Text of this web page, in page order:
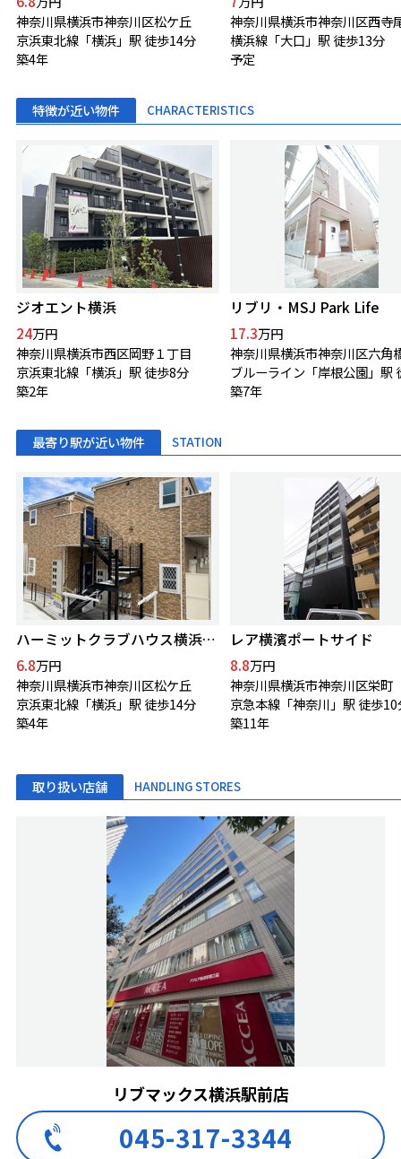
神奈川県横浜市神奈川区松ケ丘
京浜東北線「横浜」駅 徒歩14分
築4年
横浜線「大口」駅 徒歩13分
予定
特徴が近い物件 CHARACTERISTICS
ジオエント横浜
24万円
神奈川県横浜市西区岡野１丁目
京浜東北線「横浜」駅 徒歩8分
築2年
リブリ・MSJ Park Life
17.3万円
築7年
最寄り駅が近い物件 STATION
ハーミットクラブハウス横浜松ヶ丘
6.8万円
神奈川県横浜市神奈川区松ケ丘
京浜東北線「横浜」駅 徒歩14分
築4年
レア横濱ポートサイド
8.8万円
神奈川県横浜市神奈川区栄町
京急本線「神奈川」駅 徒歩10
築11年
取り扱い店舗 HANDLING STORES
リブマックス横浜駅前店
045-317-3344